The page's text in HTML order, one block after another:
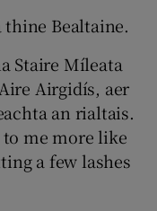
Bealtaine.
Staire Míleata
Airgidís, aer
an rialtais.
to me more like
a few lashes